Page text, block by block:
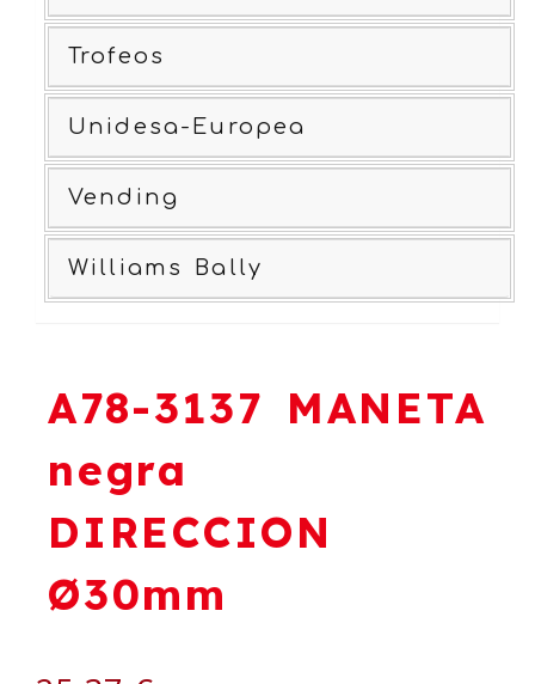
Trofeos
Unidesa-Europea
Vending
Williams Bally
A78-3137 MANETA
negra
DIRECCION
Ø30mm